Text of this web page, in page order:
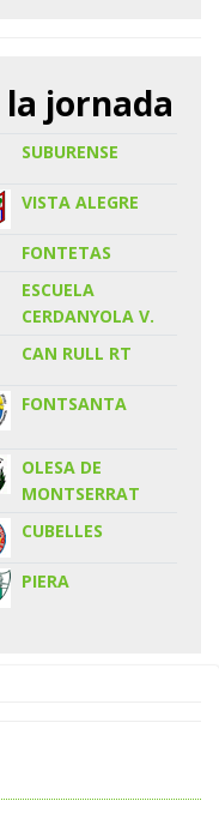
jornada
SUBURENSE
VISTA ALEGRE
FONTETAS
ESCUELA
CERDANYOLA V.
CAN RULL RT
FONTSANTA
OLESA DE
MONTSERRAT
CUBELLES
PIERA